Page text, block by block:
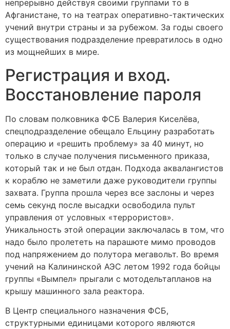
непрерывно действуя своими группами то в
Афганистане, то на театрах оперативно-тактических
учений внутри страны и за рубежом. За годы своего
существования подразделение превратилось в одно
из мощнейших в мире.
Регистрация и вход.
Восстановление пароля
По словам полковника ФСБ Валерия Киселёва,
спецподразделение обещало Ельцину разработать
операцию и «решить проблему» за 40 минут, но
только в случае получения письменного приказа,
который так и не был отдан. Подхода аквалангистов
к кораблю не заметили даже руководители группы
захвата. Группа прошла через все заслоны и через
семь секунд после высадки освободила пульт
управления от условных «террористов».
Уникальность этой операции заключалась в том, что
надо было пролететь на парашюте мимо проводов
под напряжением до полутора мегавольт. Во время
учений на Калининской АЭС летом 1992 года бойцы
группы «Вымпел» прыгали с мотодельтапланов на
крышу машинного зала реактора.
В Центр специального назначения ФСБ,
структурными единицами которого являются